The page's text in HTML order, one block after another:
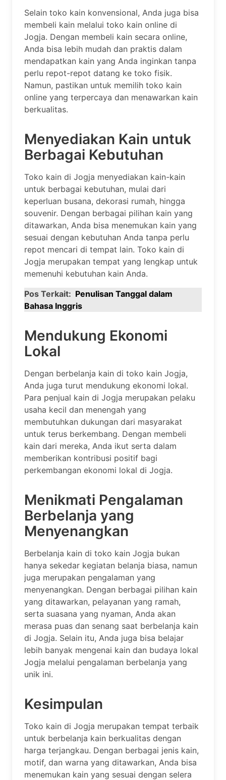
Selain toko kain konvensional, Anda juga bisa
membeli kain melalui toko kain online di
Jogja. Dengan membeli kain secara online,
Anda bisa lebih mudah dan praktis dalam
mendapatkan kain yang Anda inginkan tanpa
perlu repot-repot datang ke toko fisik.
Namun, pastikan untuk memilih toko kain
online yang terpercaya dan menawarkan kain
berkualitas.
Menyediakan Kain untuk
Berbagai Kebutuhan
Toko kain di Jogja menyediakan kain-kain
untuk berbagai kebutuhan, mulai dari
keperluan busana, dekorasi rumah, hingga
souvenir. Dengan berbagai pilihan kain yang
ditawarkan, Anda bisa menemukan kain yang
sesuai dengan kebutuhan Anda tanpa perlu
repot mencari di tempat lain. Toko kain di
Jogja merupakan tempat yang lengkap untuk
memenuhi kebutuhan kain Anda.
Pos Terkait: Penulisan Tanggal dalam
Bahasa Inggris
Mendukung Ekonomi
Lokal
Dengan berbelanja kain di toko kain Jogja,
Anda juga turut mendukung ekonomi lokal.
Para penjual kain di Jogja merupakan pelaku
usaha kecil dan menengah yang
membutuhkan dukungan dari masyarakat
untuk terus berkembang. Dengan membeli
kain dari mereka, Anda ikut serta dalam
memberikan kontribusi positif bagi
perkembangan ekonomi lokal di Jogja.
Menikmati Pengalaman
Berbelanja yang
Menyenangkan
Berbelanja kain di toko kain Jogja bukan
hanya sekedar kegiatan belanja biasa, namun
juga merupakan pengalaman yang
menyenangkan. Dengan berbagai pilihan kain
yang ditawarkan, pelayanan yang ramah,
serta suasana yang nyaman, Anda akan
merasa puas dan senang saat berbelanja kain
di Jogja. Selain itu, Anda juga bisa belajar
lebih banyak mengenai kain dan budaya lokal
Jogja melalui pengalaman berbelanja yang
unik ini.
Kesimpulan
Toko kain di Jogja merupakan tempat terbaik
untuk berbelanja kain berkualitas dengan
harga terjangkau. Dengan berbagai jenis kain,
motif, dan warna yang ditawarkan, Anda bisa
menemukan kain yang sesuai dengan selera